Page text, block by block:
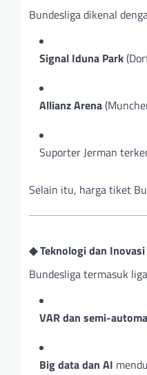
Bundesliga dikenal
Signal Iduna Park
Allianz Arena
Suporter Jerman
Selain itu, harga tiket
◆ Teknologi dan
Bundesliga termasuk
VAR dan semi-
Big data dan AI